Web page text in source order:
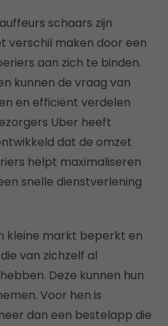
schaars zijn
verschil maken door een
aan zich te binden.
kunnen de vraag van
en efficiënt verdelen
Uber heeft
dat de omzet
helpt maximaliseren
snelle dienstverlening
kleine markt beperkt en
van zichzelf al
Deze kunnen hun
Voor hen is
dan een bestelapp die